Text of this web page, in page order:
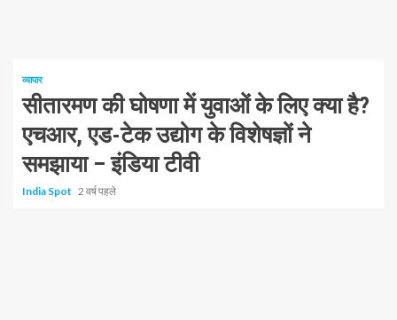
व्यापार
सीतारमण की घोषणा में युवाओं के लिए क्या है?
एचआर, एड-टेक उद्योग के विशेषज्ञों ने
समझाया – इंडिया टीवी
India Spot 2 वर्ष पहले